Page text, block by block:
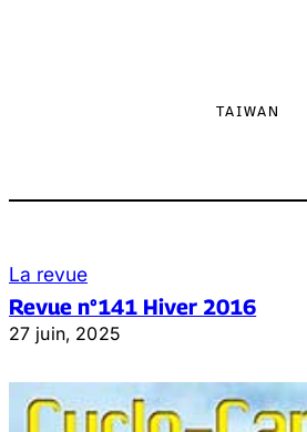
TAIWAN
La revue
Revue n°141 Hiver 2016
27 juin, 2025